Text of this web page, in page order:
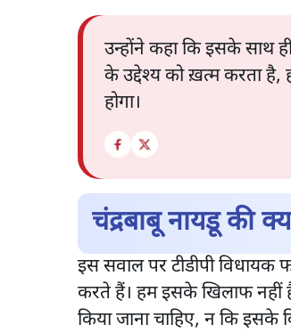
उन्होंने कहा कि इसके साथ
के उद्देश्य को ख़त्म करता
होगा।
चंद्रबाबू नायडू की
इस सवाल पर टीडीपी विधायक
करते हैं। हम इसके खिलाफ नहीं
किया जाना चाहिए, न कि इसके